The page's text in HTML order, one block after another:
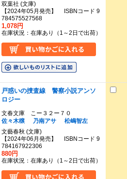
双葉社 (文庫)
【2024年05月発売】 ISBNコード 9
784575527568
1,078円
在庫状況：在庫あり（1～2日で出荷）
戸惑いの捜査線 警察小説アンソ
ロジー
文春文庫 こー３２ー７０
佐々木穣
乃南アサ
松嶋智左
文藝春秋 (文庫)
【2024年06月発売】 ISBNコード 9
784167922306
880円
在庫状況：在庫あり（1～2日で出荷）